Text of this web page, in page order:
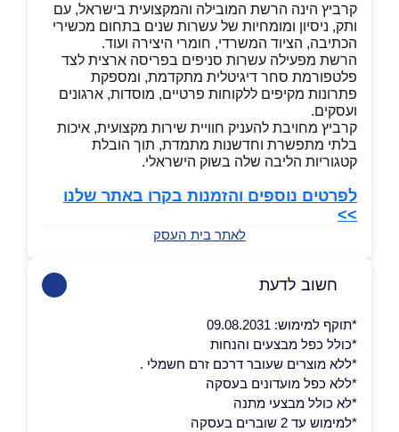
קרביץ הינה הרשת המובילה והמקצועית בישראל, עם
ותק, ניסיון ומומחיות של עשרות שנים בתחום מכשירי
הכתיבה, הציוד המשרדי, חומרי היצירה ועוד.
הרשת מפעילה עשרות סניפים בפריסה ארצית לצד
פלטפורמת סחר דיגיטלית מתקדמת, ומספקת
פתרונות מקיפים ללקוחות פרטיים, מוסדות, ארגונים
ועסקים.
קרביץ מחויבת להעניק חוויית שירות מקצועית, איכות
בלתי מתפשרת וחדשנות מתמדת, תוך הובלת
קטגוריות הליבה שלה בשוק הישראלי.
לפרטים נוספים והזמנות בקרו באתר שלנו
>>
לאתר בית העסק
חשוב לדעת
*תוקף למימוש: 09.08.2031
*כולל כפל מבצעים והנחות
*ללא מוצרים שעובר דרכם זרם חשמלי .
*ללא כפל מועדונים בעסקה
*לא כולל מבצעי מתנה
*למימוש עד 2 שוברים בעסקה